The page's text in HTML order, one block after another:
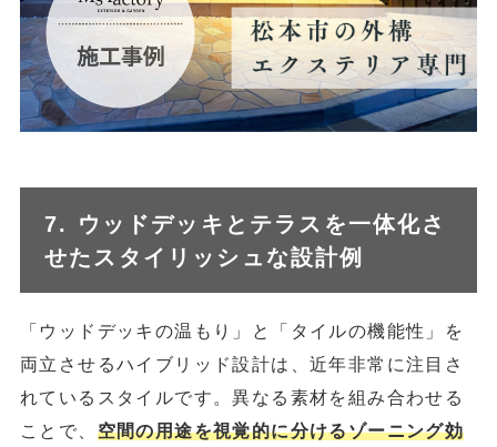
7. ウッドデッキとテラスを一体化さ
せたスタイリッシュな設計例
「ウッドデッキの温もり」と「タイルの機能性」を
両立させるハイブリッド設計は、近年非常に注目さ
れているスタイルです。異なる素材を組み合わせる
ことで、 空間の用途を視覚的に分けるゾーニング効